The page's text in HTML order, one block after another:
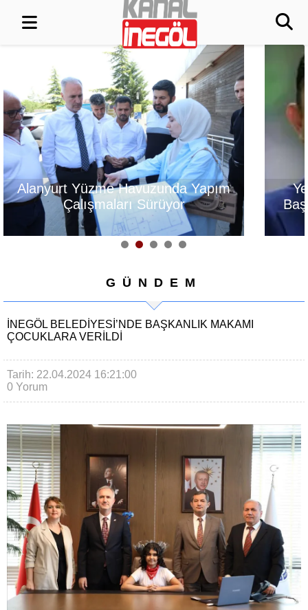
Yeni Parti İnegöl İlçe
Başkanı Erkan Dönmez
Oldu
Satrançta
GÜNDEM
İNEGÖL BELEDIYESI’NDE BAŞKANLIK MAKAMI
ÇOCUKLARA VERILDI
Tarih: 22.04.2024 16:21:00
0 Yorum